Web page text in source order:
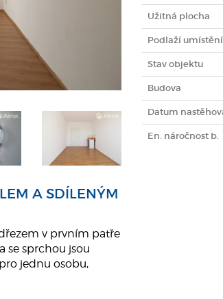
A SDÍLENÝM
v prvním patře
se sprchou jsou
jednu osobu,
Užitná plocha
Podlaží umístění
Stav objektu
Budova
Datum
En. náročnost b.